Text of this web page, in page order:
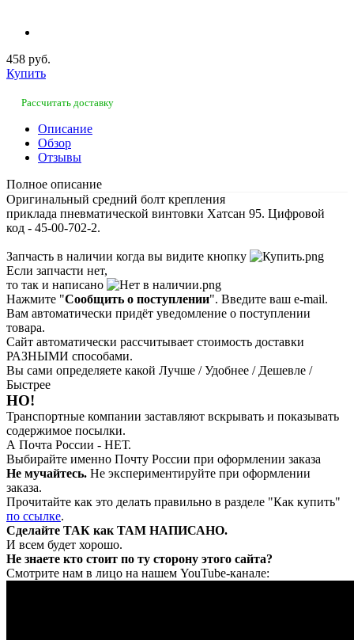
458 руб.
Купить
Рассчитать доставку
Описание
Обзор
Отзывы
Полное описание
Оригинальный средний болт крепления
приклада пневматической винтовки Хатсан 95. Цифровой
код - 45-00-702-2.
Запчасть в наличии когда вы видите кнопку
Если запчасти нет,
то так и написано
Нажмите "Сообщить о поступлении". Введите ваш e-mail.
Вам автоматически придёт уведомление о поступлении
товара.
Сайт автоматически рассчитывает стоимость доставки
РАЗНЫМИ способами.
Вы сами определяете какой Лучше / Удобнее / Дешевле /
Быстрее
НО!
Транспортные компании заставляют вскрывать и показывать
содержимое посылки.
А Почта России - НЕТ.
Выбирайте именно Почту России при оформлении заказа
Не мучайтесь. Не экспериментируйте при оформлении
заказа.
Прочитайте как это делать правильно в разделе "Как купить"
по ссылке.
Сделайте ТАК как ТАМ НАПИСАНО.
И всем будет хорошо.
Не знаете кто стоит по ту сторону этого сайта?
Смотрите нам в лицо на нашем YouTube-канале: